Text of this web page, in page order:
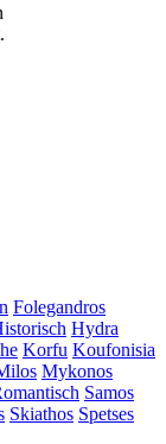
Folegandros
Hydra
Korfu Koufonisia
Mykonos
Samos
Skiathos Spetses